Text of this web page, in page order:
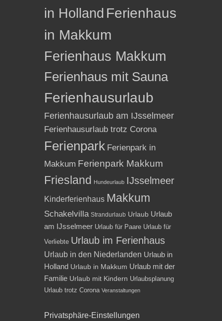
in Holland Ferienhaus
in Makkum
Ferienhaus Makkum
Ferienhaus mit Sauna
Ferienhausurlaub
Ferienhausurlaub am IJsselmeer
Ferienhausurlaub trotz Corona
Ferienpark Ferienpark in
Makkum Ferienpark Makkum
Friesland Hundeurlaub IJsselmeer
Kinderferienhaus Makkum
Schakelvilla Strandurlaub Urlaub Urlaub
am IJsselmeer Urlaub für Paare Urlaub für
Verliebte Urlaub im Ferienhaus
Urlaub in den Niederlanden Urlaub in
Holland Urlaub in Makkum Urlaub mit der
Familie Urlaub mit Kindern Urlaubsplanung
Urlaub trotz Corona Veranstaltungen
Privatsphäre-Einstellungen